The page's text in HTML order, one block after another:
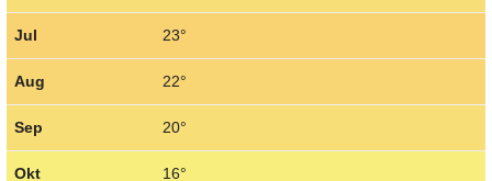
Jul 23°
Aug 22°
Sep 20°
Okt 16°